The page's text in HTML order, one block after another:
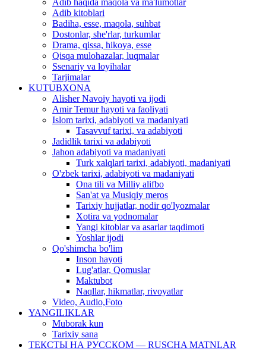
Adib haqida maqola va ma'lumotlar
Adib kitoblari
Badiha, esse, maqola, suhbat
Dostonlar, she'rlar, turkumlar
Drama, qissa, hikoya, esse
Qisqa mulohazalar, luqmalar
Ssenariy va loyihalar
Tarjimalar
KUTUBXONA
Alisher Navoiy hayoti va ijodi
Amir Temur hayoti va faoliyati
Islom tarixi, adabiyoti va madaniyati
Tasavvuf tarixi, va adabiyoti
Jadidlik tarixi va adabiyoti
Jahon adabiyoti va madaniyati
Turk xalqlari tarixi, adabiyoti, madaniyati
O'zbek tarixi, adabiyoti va madaniyati
Ona tili va Milliy alifbo
San'at va Musiqiy meros
Tarixiy hujjatlar, nodir qo'lyozmalar
Xotira va yodnomalar
Yangi kitoblar va asarlar taqdimoti
Yoshlar ijodi
Qo'shimcha bo'lim
Inson hayoti
Lug'atlar, Qomuslar
Maktubot
Naqllar, hikmatlar, rivoyatlar
Video, Audio,Foto
YANGILIKLAR
Muborak kun
Tarixiy sana
ТЕКСТЫ НА РУССКОМ — RUSCHA MATNLAR